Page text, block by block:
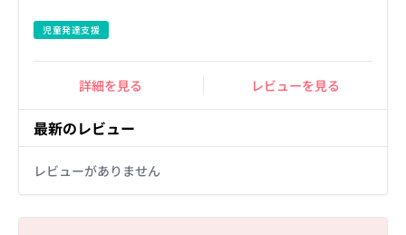
児童発達支援
詳細を見る レビューを見る
最新のレビュー
レビューがありません